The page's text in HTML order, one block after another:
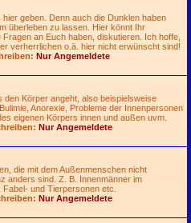
geben. Denn auch die Dunklen haben
überleben zu lassen. Hier könnt Ihr
an Euch haben, diskutieren. Ich hoffe,
verherrlichen o.ä. hier nicht erwünscht sind!
Nur Angemeldete
den Körper angeht, also beispielsweise
Anorexie, Probleme der Innenpersonen
eigenen Körpers innen und außen uvm.
Nur Angemeldete
die mit dem Außenmenschen nicht
anders sind. Z. B. Innenmänner im
und Tierpersonen etc.
Nur Angemeldete